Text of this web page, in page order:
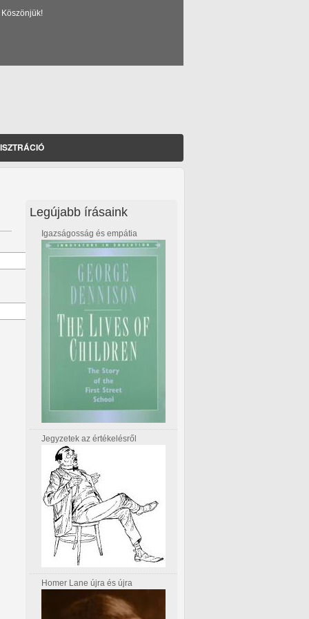
Legújabb írásaink
Igazságosság és empátia
Jegyzetek az értékelésről
Homer Lane újra és újra